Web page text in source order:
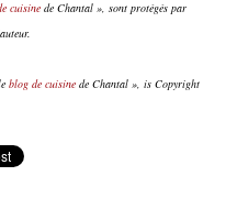
cuisinede Chantal », sont protégés par
blog de cuisinede Chantal », is Copyright